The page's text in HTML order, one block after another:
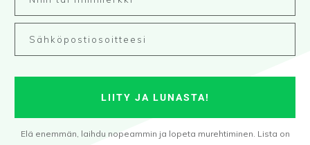
LIITY JA LUNASTA!
Elä enemmän, laihdu nopeammin ja lopeta murehtiminen. Lista on